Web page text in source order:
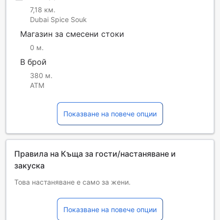
7,18 км.
Dubai Spice Souk
Магазин за смесени стоки
0 м.
В брой
380 м.
ATM
Показване на повече опции
Правила на Къща за гости/настаняване и
закуска
Това настаняване е само за жени.
Бебета от 0 до 2 години
Настаняват се безплатно, ако използват
Показване на повече опции